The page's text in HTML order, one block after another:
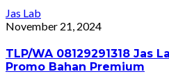
Jas Lab
November 21, 2024
TLP/WA 08129291318 Jas
Promo Bahan Premium